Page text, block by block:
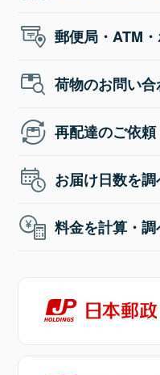
郵便局・ATM
荷物のお問い
再配達のご依頼
お届け日数を調
料金を計算・調